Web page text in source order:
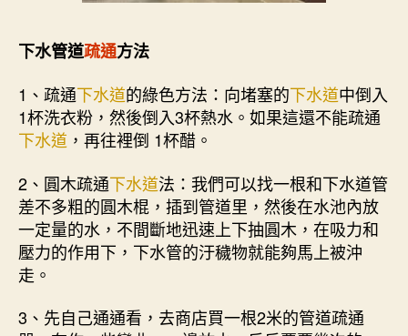
下水管道疏通方法
1、疏通下水道的綠色方法：向堵塞的下水道中倒入
1杯洗衣粉，然後倒入3杯熱水。如果這還不能疏通
下水道 ，再往裡倒 1杯醋。
2、圓木疏通下水道法：我們可以找一根和下水道管
差不多粗的圓木棍，插到管道里，然後在水池內放
一定量的水，不間斷地迅速上下抽圓木，在吸力和
壓力的作用下，下水管的汙穢物就能夠馬上被沖
走。
3、先自己通通看，去商店買一根2米的管道疏通